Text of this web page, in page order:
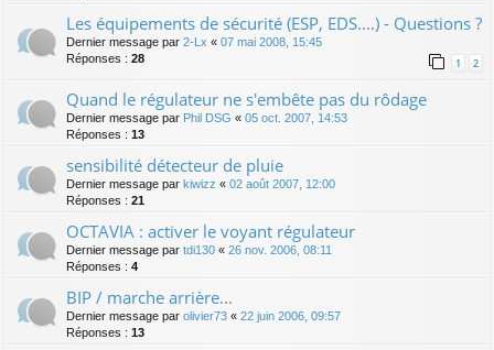
Les équipements de sécurité (ESP, EDS....) - Questions ?
Dernier message par 2-Lx « 07 mai 2008, 15:45
Réponses : 28 1 2
Quand le régulateur ne s'embête pas du rôdage
Dernier message par Phil DSG « 05 oct. 2007, 14:53
Réponses : 13
sensibilité détecteur de pluie
Dernier message par kiwizz « 02 août 2007, 12:00
Réponses : 21
OCTAVIA : activer le voyant régulateur
Dernier message par tdi130 « 26 nov. 2006, 08:11
Réponses : 4
BIP / marche arrière...
Dernier message par olivier73 « 22 juin 2006, 09:57
Réponses : 13